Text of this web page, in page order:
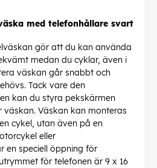
med telefonhållare svart
gör att du kan använda
medan du cyklar, även i
väskan går snabbt och
Tack vare den
kan du styra pekskärmen
Väskan kan monteras
cykel, utan även på en
eller
en speciell öppning för
för telefonen är 9 x 16